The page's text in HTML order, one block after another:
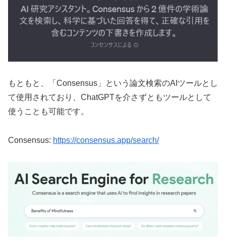
もともと、「Consensus」という論文検索のAIツールとし
て使用されており、ChatGPTを介さずともツールとして
使うことも可能です。
Consensus: https://consensus.app/search/